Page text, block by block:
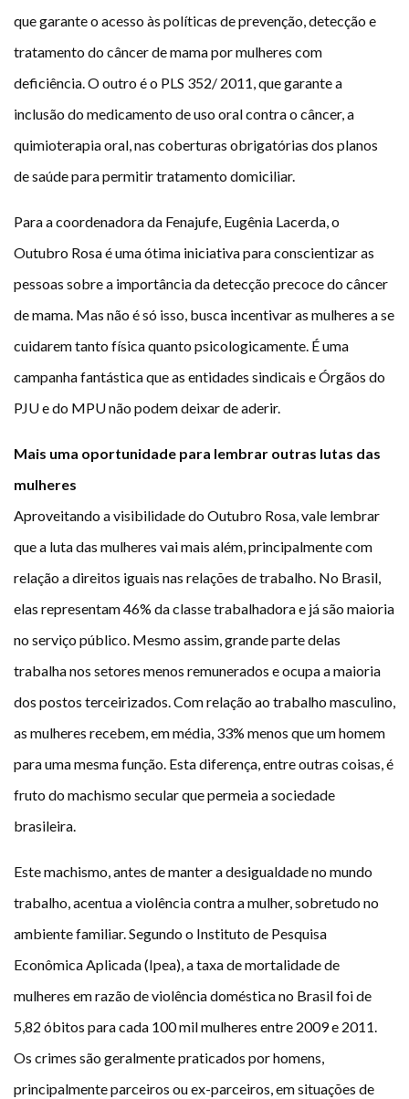
que garante o acesso às políticas de prevenção, detecção e
tratamento do câncer de mama por mulheres com
deficiência. O outro é o PLS 352/ 2011, que garante a
inclusão do medicamento de uso oral contra o câncer, a
quimioterapia oral, nas coberturas obrigatórias dos planos
de saúde para permitir tratamento domiciliar.
Para a coordenadora da Fenajufe, Eugênia Lacerda, o
Outubro Rosa é uma ótima iniciativa para conscientizar as
pessoas sobre a importância da detecção precoce do câncer
de mama. Mas não é só isso, busca incentivar as mulheres a se
cuidarem tanto física quanto psicologicamente. É uma
campanha fantástica que as entidades sindicais e Órgãos do
PJU e do MPU não podem deixar de aderir.
Mais uma oportunidade para lembrar outras lutas das
mulheres
Aproveitando a visibilidade do Outubro Rosa, vale lembrar
que a luta das mulheres vai mais além, principalmente com
relação a direitos iguais nas relações de trabalho. No Brasil,
elas representam 46% da classe trabalhadora e já são maioria
no serviço público. Mesmo assim, grande parte delas
trabalha nos setores menos remunerados e ocupa a maioria
dos postos terceirizados. Com relação ao trabalho masculino,
as mulheres recebem, em média, 33% menos que um homem
para uma mesma função. Esta diferença, entre outras coisas, é
fruto do machismo secular que permeia a sociedade
brasileira.
Este machismo, antes de manter a desigualdade no mundo
trabalho, acentua a violência contra a mulher, sobretudo no
ambiente familiar. Segundo o Instituto de Pesquisa
Econômica Aplicada (Ipea), a taxa de mortalidade de
mulheres em razão de violência doméstica no Brasil foi de
5,82 óbitos para cada 100 mil mulheres entre 2009 e 2011.
Os crimes são geralmente praticados por homens,
principalmente parceiros ou ex-parceiros, em situações de